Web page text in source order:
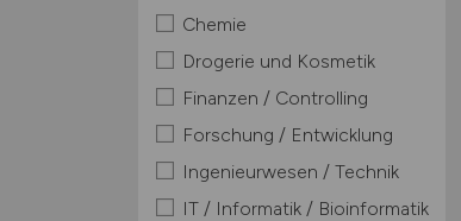
Chemie
Drogerie und Kosmetik
Finanzen / Controlling
Forschung / Entwicklung
Ingenieurwesen / Technik
IT / Informatik / Bioinformatik